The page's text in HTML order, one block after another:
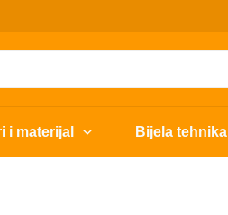
i materijal Bijela tehnika